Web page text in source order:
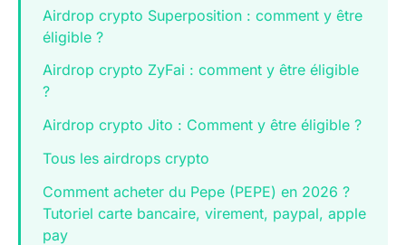
Airdrop crypto Superposition : comment y être
éligible ?
Airdrop crypto ZyFai : comment y être éligible
?
Airdrop crypto Jito : Comment y être éligible ?
Tous les airdrops crypto
Comment acheter du Pepe (PEPE) en 2026 ?
Tutoriel carte bancaire, virement, paypal, apple
pay